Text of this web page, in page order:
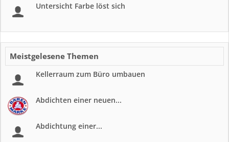
Untersicht Farbe löst sich
Meistgelesene Themen
Kellerraum zum Büro umbauen
Abdichten einer neuen...
Abdichtung einer...